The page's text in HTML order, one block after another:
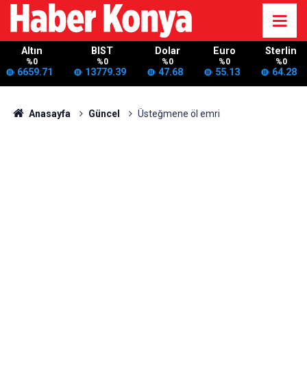
Altın
%0
6659.71
BIST
%0
13779.39
Dolar
%0
47.68
Euro
%0
55.13
Sterlin
%0
64.28
Anasayfa Güncel Üsteğmene öl emri